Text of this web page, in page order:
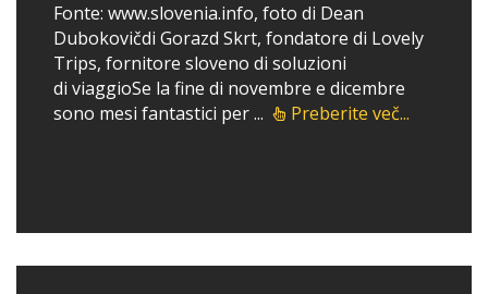
Fonte: www.slovenia.info, foto di Dean
Dubokovičdi Gorazd Skrt, fondatore di Lovely
Trips, fornitore sloveno di soluzioni
di viaggioSe la fine di novembre e dicembre
sono mesi fantastici per ...
Preberite več...